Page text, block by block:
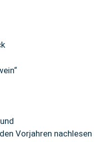
Vorjahren nachlesen